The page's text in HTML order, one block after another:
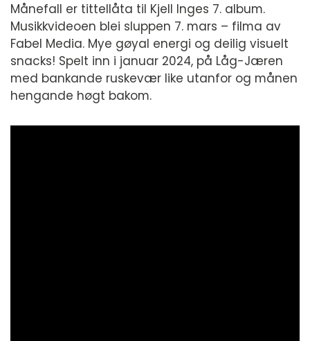
Månefall er tittellåta til Kjell Inges 7. album.
Musikkvideoen blei sluppen 7. mars – filma av
Fabel Media. Mye gøyal energi og deilig visuelt
snacks! Spelt inn i januar 2024, på Låg-Jæren
med bankande ruskevær like utanfor og månen
hengande høgt bakom.